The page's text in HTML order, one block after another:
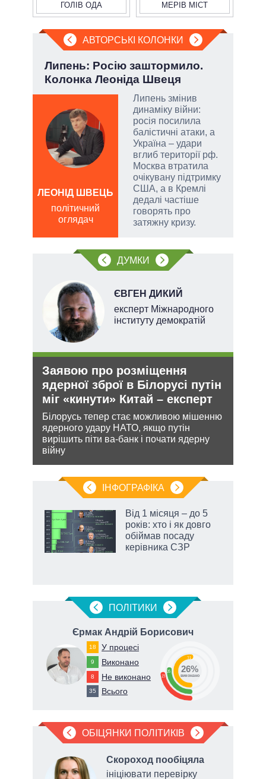
ГОЛІВ ОДА МЕРІВ МІСТ
АВТОРСЬКІ КОЛОНКИ
Липень: Росію заштормило.
Колонка Леоніда Швеця
Липень змінив
динаміку війни:
росія посилила
балістичні атаки, а
Україна – удари
вглиб території рф.
Москва втратила
очікувану підтримку
США, а в Кремлі
дедалі частіше
говорять про
затяжну кризу.
ЛЕОНІД ШВЕЦЬ
політичний
оглядач
ДУМКИ
ЄВГЕН ДИКИЙ
експерт Міжнародного
інституту демократій
Заявою про розміщення
ядерної зброї в Білорусі путін
міг «кинути» Китай – експерт
Білорусь тепер стає можливою мішенню
ядерного удару НАТО, якщо путін
вирішить піти ва-банк і почати ядерну
війну
ІНФОГРАФІКА
Від 1 місяця – до 5
років: хто і як довго
обіймав посаду
керівника СЗР
ПОЛIТИКИ
Єрмак Андрій Борисович
18 У процесі
9 Виконано
8 Не виконано
35 Всього
23
26
51
26%
виконано
ОБІЦЯНКИ ПОЛІТИКІВ
Скороход пообіцяла
ініціювати перевірку